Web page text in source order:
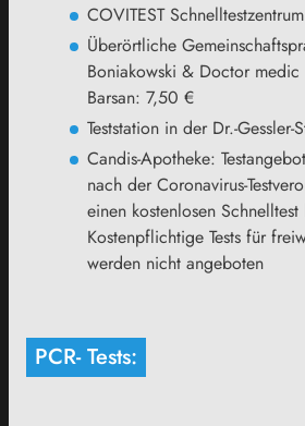
COVITEST
Überörtliche
Boniakowski & Doctor medic
Barsan: 7,50 €
Teststation in der Dr.-
Candis-Apotheke:
nach der Coronavirus-
einen kostenlosen
Kostenpflichtige Tests für
werden nicht angeboten
PCR- Tests: